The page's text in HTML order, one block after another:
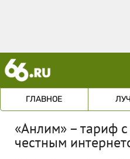
ГЛАВНОЕ
«Анлим» – тариф
честным